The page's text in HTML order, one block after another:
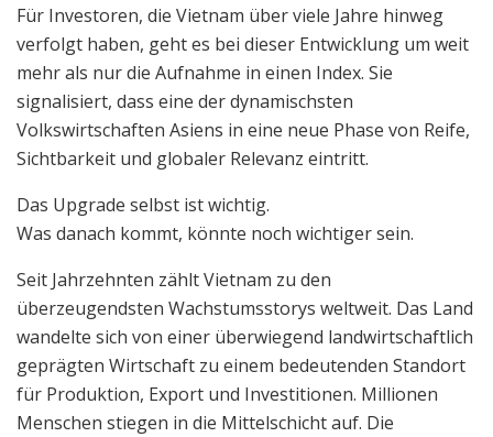
Für Investoren, die Vietnam über viele Jahre hinweg
verfolgt haben, geht es bei dieser Entwicklung um weit
mehr als nur die Aufnahme in einen Index. Sie
signalisiert, dass eine der dynamischsten
Volkswirtschaften Asiens in eine neue Phase von Reife,
Sichtbarkeit und globaler Relevanz eintritt.
Das Upgrade selbst ist wichtig.
Was danach kommt, könnte noch wichtiger sein.
Seit Jahrzehnten zählt Vietnam zu den
überzeugendsten Wachstumsstorys weltweit. Das Land
wandelte sich von einer überwiegend landwirtschaftlich
geprägten Wirtschaft zu einem bedeutenden Standort
für Produktion, Export und Investitionen. Millionen
Menschen stiegen in die Mittelschicht auf. Die